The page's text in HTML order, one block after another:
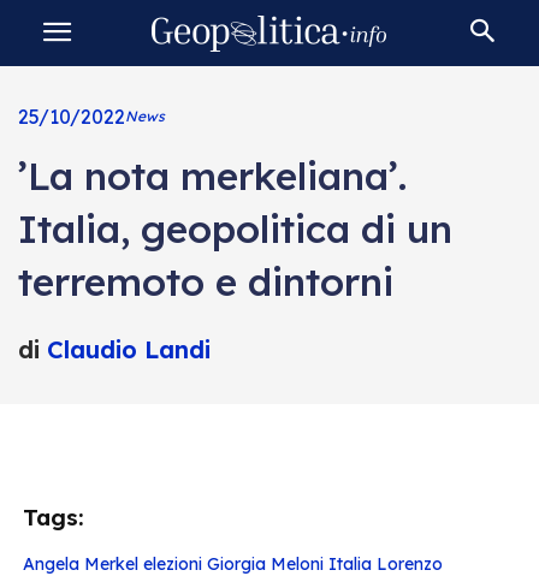
25/10/2022News
’La nota merkeliana’.
Italia, geopolitica di un
terremoto e dintorni
di Claudio Landi
Tags:
Angela Merkel elezioni Giorgia Meloni Italia Lorenzo